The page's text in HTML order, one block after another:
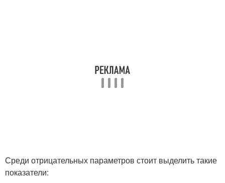
Среди отрицательных параметров стоит выделить такие
показатели: